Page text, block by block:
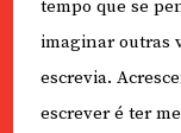
tempo que se
imaginar outras
escrevia.
escrever é ter